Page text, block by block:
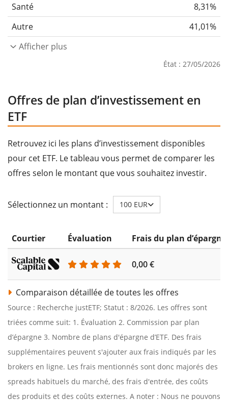
Santé
8,31%
Autre
41,01%
Afficher plus
État : 27/05/2026
Offres de plan d’investissement en
ETF
Retrouvez ici les plans d’investissement disponibles
pour cet ETF. Le tableau vous permet de comparer les
offres selon le montant que vous souhaitez investir.
Sélectionnez un montant : 100 EUR
Courtier Évaluation Frais du plan d’épargne
0,00 €
Comparaison détaillée de toutes les offres
Source : Recherche justETF; Statut : 8/2026. Les offres sont
triées comme suit: 1. Évaluation 2. Commission par plan
d’épargne 3. Nombre de plans d'épargne d’ETF. Des frais
supplémentaires peuvent s'ajouter aux frais indiqués par les
brokers en ligne. Les frais mentionnés sont donc majorés des
spreads habituels du marché, des frais d'entrée, des coûts
des produits et des coûts externes. A noter : Nous ne pouvons